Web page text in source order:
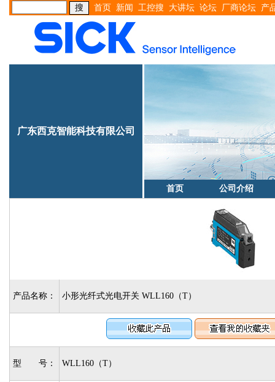
首页 新闻 工控搜 大讲坛 论坛 厂商论坛 产
广东西克智能科技有限公司
首页 公司介绍
产品名称： 小形光纤式光电开关 WLL160（T）
型 号： WLL160（T）